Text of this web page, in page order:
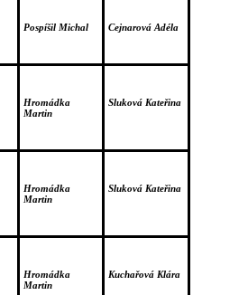
Pospíšil Michal Cejnarová Adéla
Hromádka
Martin
Sluková Kateřina
Hromádka
Martin
Sluková Kateřina
Hromádka
Martin
Kuchařová Klára